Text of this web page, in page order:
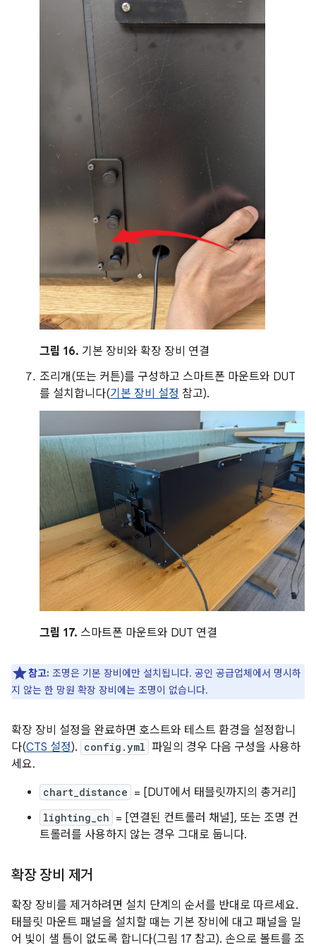
그림 16. 기본 장비와 확장 장비 연결
조리개(또는 커튼)를 구성하고 스마트폰 마운트와 DUT
를 설치합니다(기본 장비 설정 참고).
그림 17. 스마트폰 마운트와 DUT 연결
참고: 조명은 기본 장비에만 설치됩니다. 공인 공급업체에서 명시하
지 않는 한 망원 확장 장비에는 조명이 없습니다.
확장 장비 설정을 완료하면 호스트와 테스트 환경을 설정합니
다(CTS 설정). config.yml 파일의 경우 다음 구성을 사용하
세요.
chart_distance = [DUT에서 태블릿까지의 총거리]
lighting_ch = [연결된 컨트롤러 채널], 또는 조명 컨
트롤러를 사용하지 않는 경우 그대로 둡니다.
확장 장비 제거
확장 장비를 제거하려면 설치 단계의 순서를 반대로 따르세요.
태블릿 마운트 패널을 설치할 때는 기본 장비에 대고 패널을 밀
어 빛이 샐 틈이 없도록 합니다(그림 17 참고). 손으로 볼트를 조